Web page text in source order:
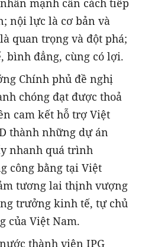
mạnh cần cách tiếp
nội lực là cơ bản và
quan trọng và đột phá;
bình đẳng, cùng có lợi.
Chính phủ đề nghị
chóng đạt được thoả
cam kết hỗ trợ Việt
thành những dự án
nhanh quá trình
công bằng tại Việt
tương lai thịnh vượng
trưởng kinh tế, tự chủ
của Việt Nam.
thành viên IPG